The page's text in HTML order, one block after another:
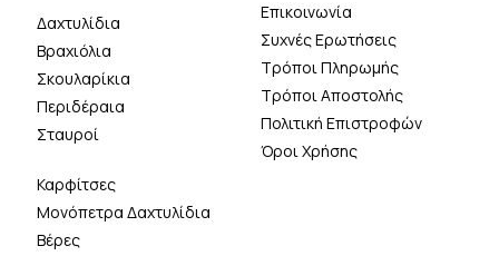
Δαχτυλίδια
Βραχιόλια
Σκουλαρίκια
Περιδέραια
Σταυροί
Καρφίτσες
Μονόπετρα Δαχτυλίδια
Βέρες
Επικοινωνία
Συχνές Ερωτήσεις
Τρόποι Πληρωμής
Τρόποι Αποστολής
Πολιτική Επιστροφών
Όροι Χρήσης